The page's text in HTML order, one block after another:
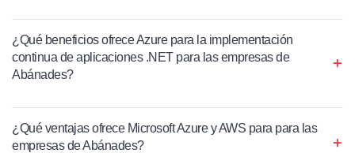
¿Qué beneficios ofrece Azure para la implementación
continua de aplicaciones .NET para las empresas de
Abánades?
¿Qué ventajas ofrece Microsoft Azure y AWS para para las
empresas de Abánades?